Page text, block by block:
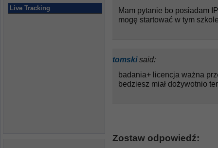
Live Tracking
Mam pytanie bo posiadam
mogę startować w tym
tomski said:
badania+ licencja ważna
bedziesz miał dożywotnio
Zostaw odpowiedź: